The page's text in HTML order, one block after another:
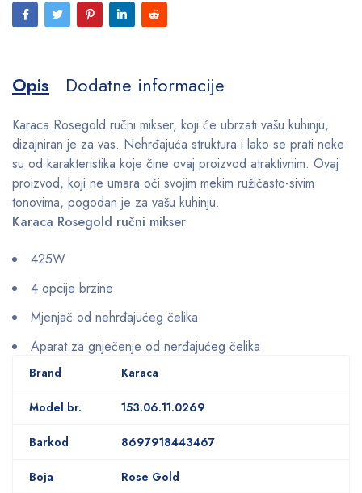
Opis Dodatne informacije
Karaca Rosegold ručni mikser, koji će ubrzati vašu kuhinju,
dizajniran je za vas. Nehrđajuća struktura i lako se prati neke
su od karakteristika koje čine ovaj proizvod atraktivnim. Ovaj
proizvod, koji ne umara oči svojim mekim ružičasto-sivim
tonovima, pogodan je za vašu kuhinju.
Karaca Rosegold ručni mikser
425W
4 opcije brzine
Mjenjač od nehrđajućeg čelika
Aparat za gnječenje od nerđajućeg čelika
Brand Karaca
Model br. 153.06.11.0269
Barkod 8697918443467
Boja Rose Gold